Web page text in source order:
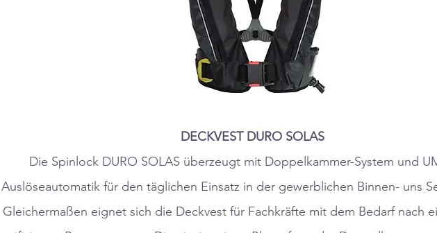
DECKVEST DURO SOLAS
Die Spinlock DURO SOLAS überzeugt mit Doppelkammer-System und
Auslöseautomatik für den täglichen Einsatz in der gewerblichen Binnen- uns
Gleichermaßen eignet sich die Deckvest für Fachkräfte mit dem Bedarf nach